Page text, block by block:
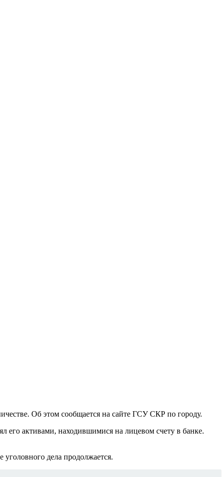
Об этом сообщается на сайте ГСУ СКР по городу.
его активами, находившимися на лицевом счету в банке.
дела продолжается.